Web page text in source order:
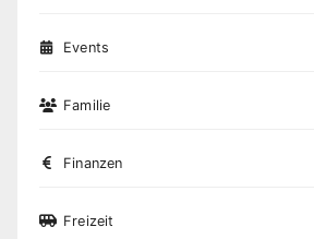
Events
Familie
Finanzen
Freizeit